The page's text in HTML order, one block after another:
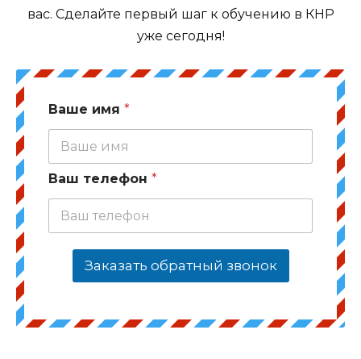
вас. Сделайте первый шаг к обучению в КНР
уже сегодня!
Ваше имя *
Ваш телефон *
Заказать обратный звонок